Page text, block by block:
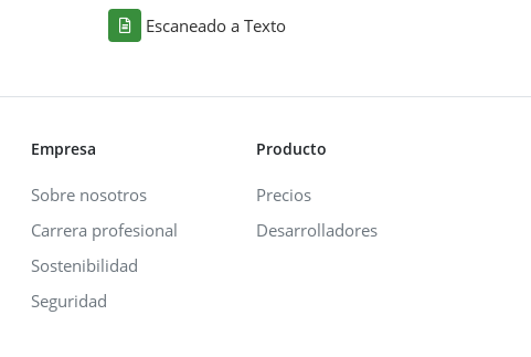
Escaneado a Texto
Empresa
Sobre nosotros
Carrera profesional
Sostenibilidad
Seguridad
Producto
Precios
Desarrolladores